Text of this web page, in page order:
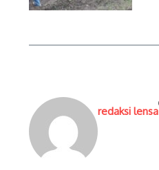
redaksi lensa